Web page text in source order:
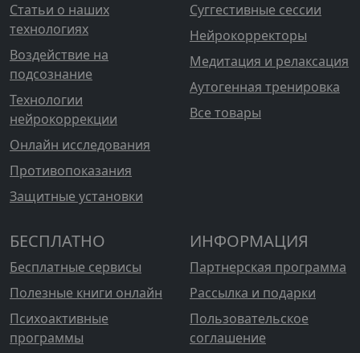
Статьи о наших
технологиях
Воздействие на
подсознание
Технологии
нейрокоррекции
Онлайн исследования
Противопоказания
Защитные установки
Суггестивные сессии
Нейрокорректоры
Медитация и релаксация
Аутогенная тренировка
Все товары
БЕСПЛАТНО
Бесплатные сервисы
Полезные книги онлайн
Психоактивные
программы
ИНФОРМАЦИЯ
Партнерская программа
Рассылка и подарки
Пользовательское
соглашение